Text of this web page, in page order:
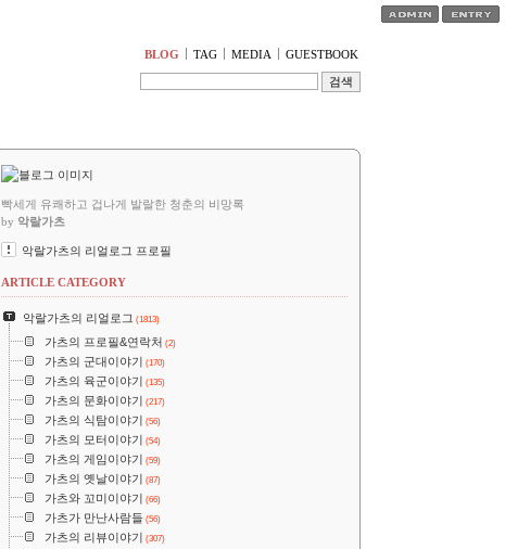
BLOG TAG MEDIA GUESTBOOK
빡세게 유쾌하고 겁나게 발랄한 청춘의 비망록
by 악랄가츠
악랄가츠의 리얼로그 프로필
ARTICLE CATEGORY
악랄가츠의 리얼로그 (1813)
가츠의 프로필&연락처 (2)
가츠의 군대이야기 (170)
가츠의 육군이야기 (135)
가츠의 문화이야기 (217)
가츠의 식탐이야기 (56)
가츠의 모터이야기 (54)
가츠의 게임이야기 (59)
가츠의 옛날이야기 (87)
가츠와 꼬미이야기 (66)
가츠가 만난사람들 (56)
가츠의 리뷰이야기 (307)
티스토리툴바